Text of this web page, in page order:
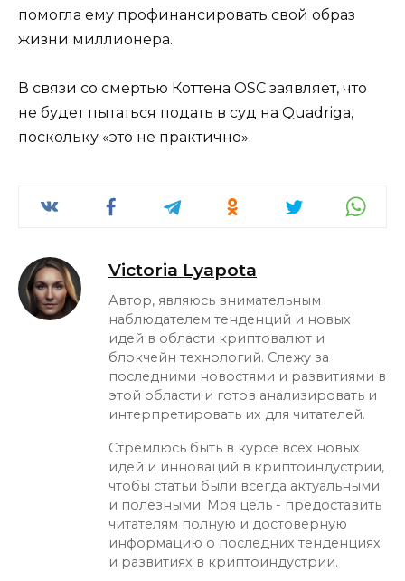
помогла ему профинансировать свой образ
жизни миллионера.
В связи со смертью Коттена OSC заявляет, что
не будет пытаться подать в суд на Quadriga,
поскольку «это не практично».
Victoria Lyapota
Автор, являюсь внимательным
наблюдателем тенденций и новых
идей в области криптовалют и
блокчейн технологий. Слежу за
последними новостями и развитиями в
этой области и готов анализировать и
интерпретировать их для читателей.
Стремлюсь быть в курсе всех новых
идей и инноваций в криптоиндустрии,
чтобы статьи были всегда актуальными
и полезными. Моя цель - предоставить
читателям полную и достоверную
информацию о последних тенденциях
и развитиях в криптоиндустрии.